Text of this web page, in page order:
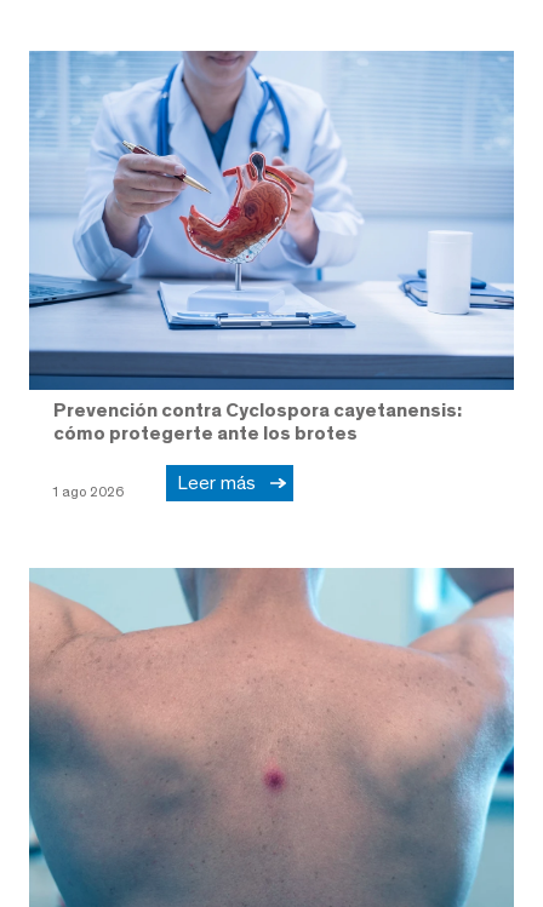
Prevención contra Cyclospora cayetanensis:
cómo protegerte ante los brotes
1 ago 2026 Leer más